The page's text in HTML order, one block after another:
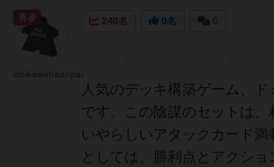
240名 0名
人気のデッキ構築ゲーム、ド
です。この陰謀のセットは、
いやらしいアタックカード満
としては、勝利点とアクショ
勇者